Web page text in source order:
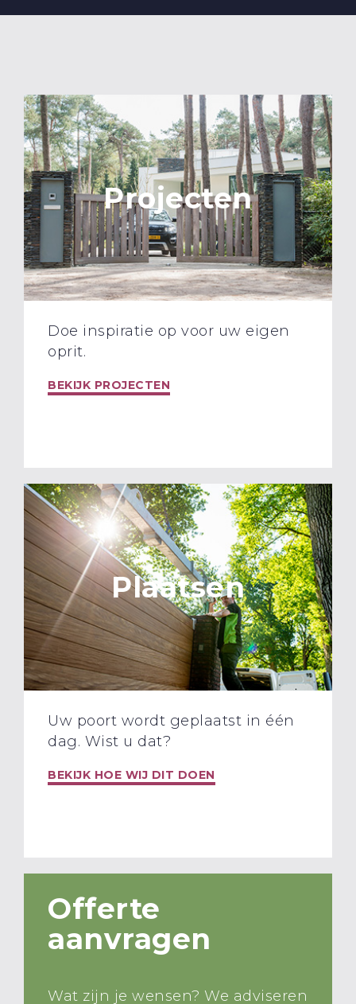
Projecten
Doe inspiratie op voor uw eigen
oprit.
BEKIJK PROJECTEN
Plaatsen
Uw poort wordt geplaatst in één
dag. Wist u dat?
BEKIJK HOE WIJ DIT DOEN
Offerte
aanvragen
Wat zijn je wensen? We adviseren